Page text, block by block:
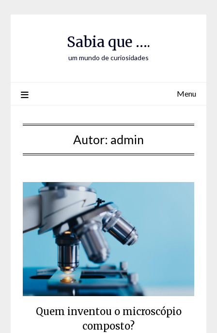
Sabia que ….
um mundo de curiosidades
Menu
Autor: admin
Quem inventou o microscópio
composto?